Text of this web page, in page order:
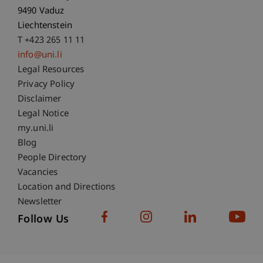
9490 Vaduz
Liechtenstein
T +423 265 11 11
info@uni.li
Fußzeile Rechtliche Hinweise
Legal Resources
Privacy Policy
Disclaimer
Legal Notice
Fußzeile Subdomain-Verzeichnis
my.uni.li
Blog
People Directory
Vacancies
Location and Directions
Newsletter
Follow Us